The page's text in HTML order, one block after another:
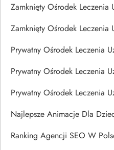
Zamknięty Ośrodek Leczenia
Zamknięty Ośrodek Leczenia
Prywatny Ośrodek Leczenia
Prywatny Ośrodek Leczenia
Prywatny Ośrodek Leczenia
Najlepsze Animacje Dla
Ranking Agencji SEO W